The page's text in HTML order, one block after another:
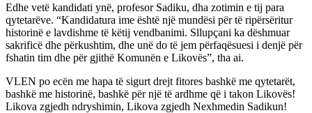
Edhe vetë kandidati ynë, profesor Sadiku, dha zotimin e tij para
qytetarëve. “Kandidatura ime është një mundësi për të ripërsëritur
historinë e lavdishme të këtij vendbanimi. Sllupçani ka dëshmuar
sakrificë dhe përkushtim, dhe unë do të jem përfaqësuesi i denjë për
fshatin tim dhe për gjithë Komunën e Likovës”, tha ai.
VLEN po ecën me hapa të sigurt drejt fitores bashkë me qytetarët,
bashkë me historinë, bashkë për një të ardhme që i takon Likovës!
Likova zgjedh ndryshimin, Likova zgjedh Nexhmedin Sadikun!